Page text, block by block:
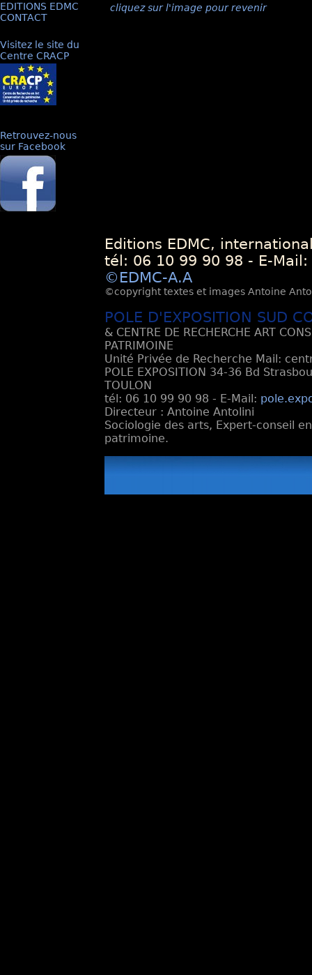
EDITIONS EDMC
CONTACT
Visitez le site du
Centre CRACP
Retrouvez-nous
sur Facebook
cliquez sur l'image pour revenir
Editions EDMC,
tél: 06 10 99 90 98 - E-Mail:
©EDMC-A.A
©copyright textes et images Antoine
POLE D'EXPOSITION SUD
& CENTRE DE RECHERCHE ART
PATRIMOINE
Unité Privée de Recherche Mail:
POLE EXPOSITION 34-36 Bd
TOULON
tél: 06 10 99 90 98 - E-Mail:
Directeur : Antoine Antolini
Sociologie des arts, Expert-conseil
patrimoine.